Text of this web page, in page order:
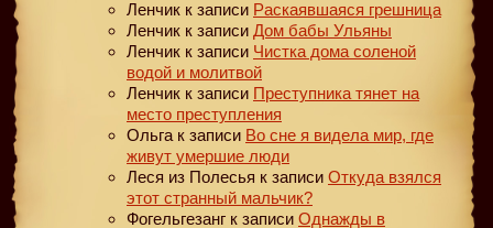
Ленчик к записи Раскаявшаяся грешница
Ленчик к записи Дом бабы Ульяны
Ленчик к записи Чистка дома соленой
водой и молитвой
Ленчик к записи Преступника тянет на
место преступления
Ольга к записи Во сне я видела мир, где
живут умершие люди
Леся из Полесья к записи Откуда взялся
этот странный мальчик?
Фогельгезанг к записи Однажды в